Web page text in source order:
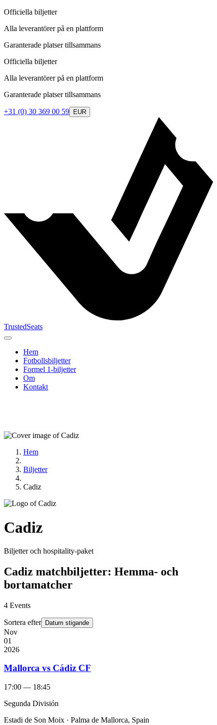
Officiella biljetter
Alla leverantörer på en plattform
Garanterade platser tillsammans
Officiella biljetter
Alla leverantörer på en plattform
Garanterade platser tillsammans
+31 (0) 30 369 00 59 EUR
TrustedSeats
Hem
Fotbollsbiljetter
Formel 1‑biljetter
Om
Kontakt
Hem
Biljetter
Cadiz
Cadiz
Biljetter och hospitality‑paket
Cadiz matchbiljetter: Hemma- och
bortamatcher
4 Events
Sortera efter Datum stigande
Nov
01
2026
Mallorca vs Cádiz CF
17:00 — 18:45
Segunda División
Estadi de Son Moix · Palma de Mallorca, Spain